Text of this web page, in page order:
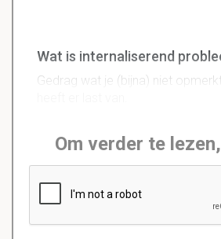
Wat is internaliserend
Gedrag wat je (bijna) niet
Om verder te